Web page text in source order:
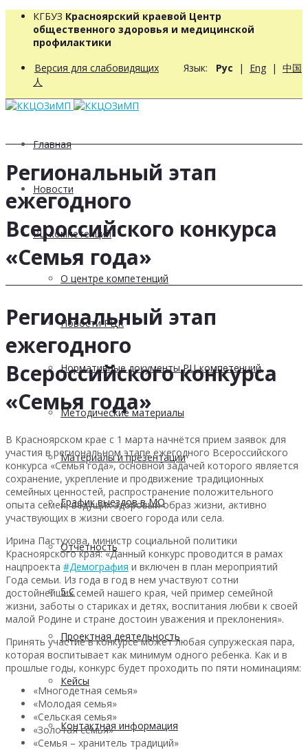
КГБУЗ Красноярский краевой Центр
общественного здоровья и медицинской
профилактики
Версия для слабовидящих Язык: Рус | Eng | 中国
人
Главная
Новости
РЦ компетенций
О центре компетенций
Новости РЦК
Нормативные документы РЦ компетенций
Методические материалы
Материалы и презентации
График выездов в МО
Отчетность
5 С
Проектная деятельность
Кейсы
Контактная информация
Региональный этап
ежегодного
Всероссийского конкурса
«Семья года»
Региональный этап
ежегодного
Всероссийского конкурса
«Семья года»
В Красноярском крае с 1 марта начнётся прием заявок для
участия в региональном этапе ежегодного Всероссийского
конкурса «Семья года», основной задачей которого является
сохранение, укрепление и продвижение традиционных
семейных ценностей, распространение положительного
опыта семей, ведущих здоровый образ жизни, активно
участвующих в жизни своего города или села.
Ирина Пастухова, министр социальной политики
Красноярского края: «Данный конкурс проводится в рамах
нацпроекта #Демография и включен в план мероприятий
Года семьи. Из года в год в нем участвуют сотни
достойнейших семей нашего края, чей пример семейной
жизни, заботы о стариках и детях, воспитания любви к своей
малой Родине и стране достоин уважения и преклонения».
Принять участие в конкурсе может любая супружеская пара,
которая воспитывает как минимум одного ребенка. Как и в
прошлые годы, конкурс будет проходить по пяти номинациям:
«Многодетная семья»
«Молодая семья»
«Сельская семья»
«Золотая семья»
«Семья – хранитель традиций»